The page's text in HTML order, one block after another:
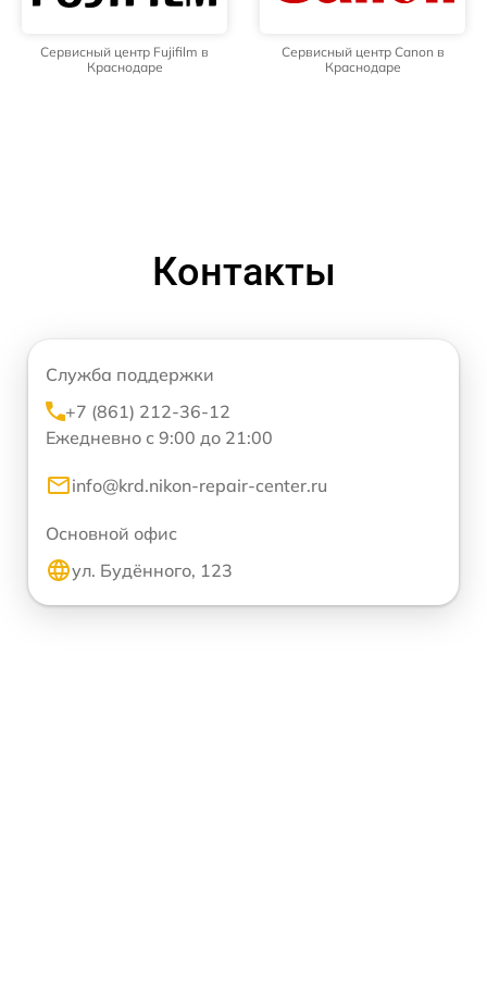
Сервисный центр Fujifilm в
Краснодаре
Сервисный центр Canon в
Краснодаре
Контакты
Служба поддержки
+7 (861) 212-36-12
Ежедневно с 9:00 до 21:00
info@krd.nikon-repair-center.ru
Основной офис
ул. Будённого, 123